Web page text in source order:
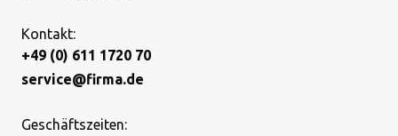
Kontakt:
+49 (0) 611 1720 70
service@firma.de
Geschäftszeiten: